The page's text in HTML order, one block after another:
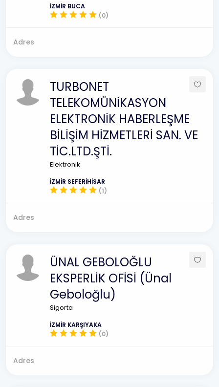
İZMİR BUCA
(0)
Adres
TURBONET
TELEKOMÜNİKASYON
ELEKTRONİK HABERLEŞME
BİLİŞİM HİZMETLERİ SAN. VE
TİC.LTD.ŞTİ.
Elektronik
İZMİR SEFERİHİSAR
(1)
Adres
ÜNAL GEBOLOĞLU
EKSPERLİK OFİSİ (Ünal
Geboloğlu)
Sigorta
İZMİR KARŞIYAKA
(0)
Adres